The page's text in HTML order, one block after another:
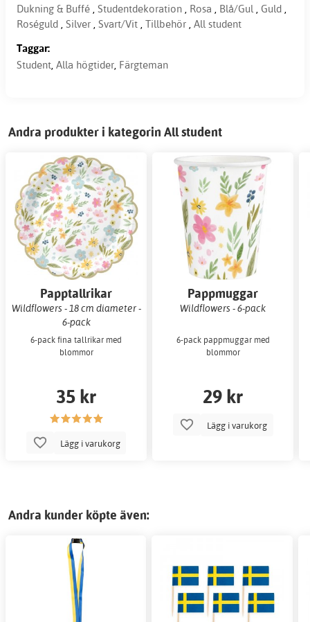
Dukning & Buffé , Studentdekoration , Rosa , Blå/Gul , Guld ,
Roséguld , Silver , Svart/Vit , Tillbehör , All student
Taggar:
Student, Alla högtider, Färgteman
Andra produkter i kategorin All student
Papptallrikar
Wildflowers - 18 cm diameter -
6-pack
6-pack fina tallrikar med
blommor
35 kr
Lägg i varukorg
Pappmuggar
Wildflowers - 6-pack
6-pack pappmuggar med
blommor
29 kr
Lägg i varukorg
Andra kunder köpte även: